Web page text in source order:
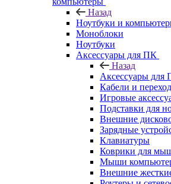
Назад
Ноутбуки и
Моноблоки
Ноутбуки
Аксессуары для ПК
Назад
Аксессуары для
Кабели и
Игровые
Подставки для
Внешние
Зарядные
Клавиатуры
Коврики для
Мыши
Внешние